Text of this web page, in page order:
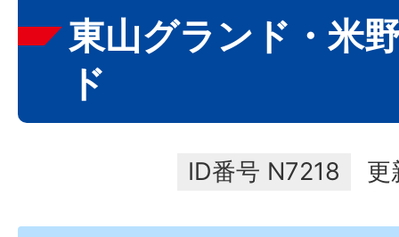
東山グランド・米
ド
ID番号 N7218 更